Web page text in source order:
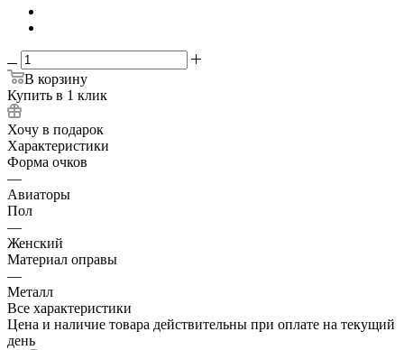
В корзину
Купить в 1 клик
Хочу в подарок
Характеристики
Форма очков
—
Авиаторы
Пол
—
Женский
Материал оправы
—
Металл
Все характеристики
Цена и наличие товара действительны при оплате на текущий
день